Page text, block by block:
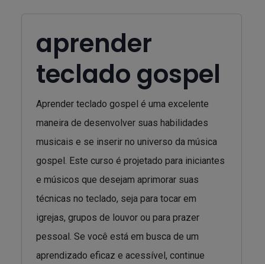
aprender
teclado gospel
Aprender teclado gospel é uma excelente
maneira de desenvolver suas habilidades
musicais e se inserir no universo da música
gospel. Este curso é projetado para iniciantes
e músicos que desejam aprimorar suas
técnicas no teclado, seja para tocar em
igrejas, grupos de louvor ou para prazer
pessoal. Se você está em busca de um
aprendizado eficaz e acessível, continue